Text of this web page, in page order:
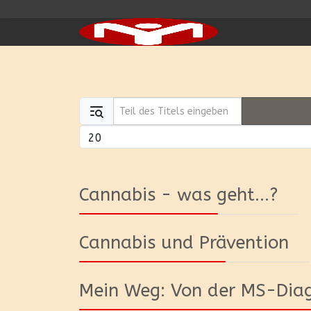
Teil des Titels eingeben
Anzeige #
Cannabis - was geht...?
Cannabis und Prävention
Mein Weg: Von der MS-